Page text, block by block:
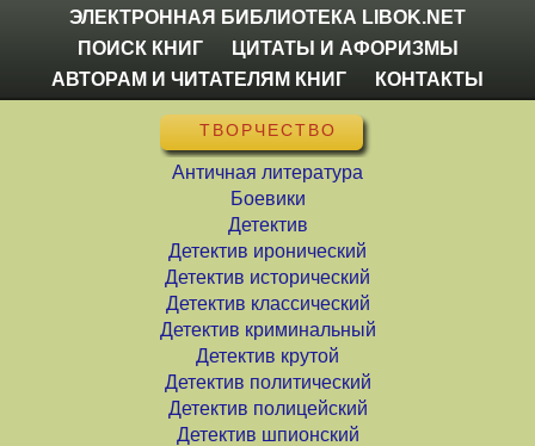
ЭЛЕКТРОННАЯ БИБЛИОТЕКА LIBOK.NET
ПОИСК КНИГ
ЦИТАТЫ И АФОРИЗМЫ
АВТОРАМ И ЧИТАТЕЛЯМ КНИГ
КОНТАКТЫ
ТВОРЧЕСТВО
Античная литература
Боевики
Детектив
Детектив иронический
Детектив исторический
Детектив классический
Детектив криминальный
Детектив крутой
Детектив политический
Детектив полицейский
Детектив шпионский